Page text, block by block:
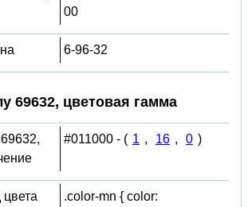
00
6-96-32
69632, цветовая гамма
#011000 - ( 1 , 16 , 0 )
цвета
.color-mn { color: